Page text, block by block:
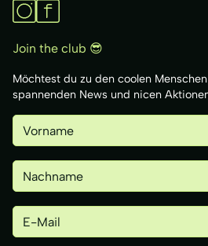
Join the club 😎
Möchtest du zu den coolen
spannenden News und nicen